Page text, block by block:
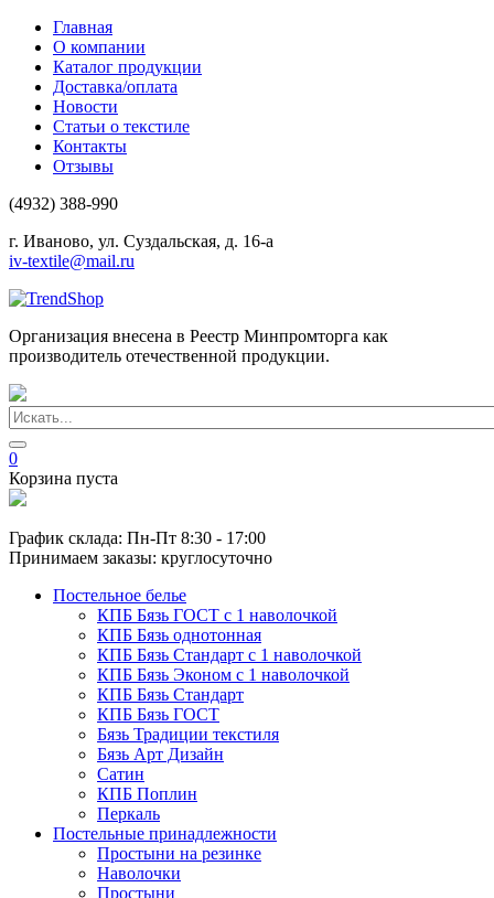
Главная
О компании
Каталог продукции
Доставка/оплата
Новости
Статьи о текстиле
Контакты
Отзывы
(4932) 388-990
г. Иваново, ул. Суздальская, д. 16-а
iv-textile@mail.ru
Организация внесена в Реестр Минпромторга как
производитель отечественной продукции.
0
Корзина пуста
График склада: Пн-Пт 8:30 - 17:00
Принимаем заказы: круглосуточно
Постельное белье
КПБ Бязь ГОСТ c 1 наволочкой
КПБ Бязь однотонная
КПБ Бязь Стандарт c 1 наволочкой
КПБ Бязь Эконом с 1 наволочкой
КПБ Бязь Стандарт
КПБ Бязь ГОСТ
Бязь Традиции текстиля
Бязь Арт Дизайн
Сатин
КПБ Поплин
Перкаль
Постельные принадлежности
Простыни на резинке
Наволочки
Простыни